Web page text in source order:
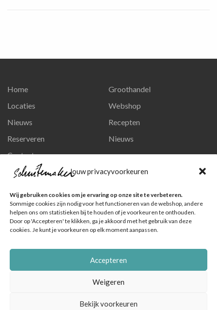
Jouw privacyvoorkeuren
Wij gebruiken cookies om je ervaring op onze site te verbeteren.
Sommige cookies zijn nodig voor het functioneren van de webshop, andere
helpen ons om statistieken bij te houden of je voorkeuren te onthouden.
Door op 'Accepteren' te klikken, ga je akkoord met het gebruik van deze
cookies. Je kunt je voorkeuren op elk moment aanpassen.
Accepteren
Weigeren
Bekijk voorkeuren
Home
Locaties
Nieuws
Reserveren
Contact
Privacy en persoonsgegevens
Groothandel
Webshop
Recepten
Nieuws
Ga naar onze pagina
Volg ons op Instagram
Ga naar onze pagina